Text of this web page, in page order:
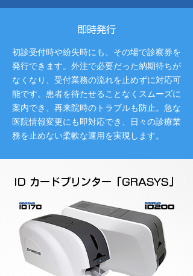
即時発行
初診受付時や紛失時にも、その場で診察券を
発行できます。外注で必要だった納期待ちが
なくなり、受付業務の流れを止めずに対応可
能です。患者を待たせることなくスムーズに
案内でき、再来院時のトラブルも防止。急な
医院情報変更にも即対応でき、日々の診療業
務を止めない柔軟な運用を実現します。
ID カードプリンター「GRASYS」